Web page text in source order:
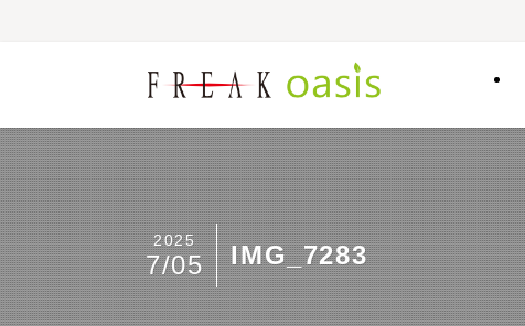
IMG_7283
2025
7/05